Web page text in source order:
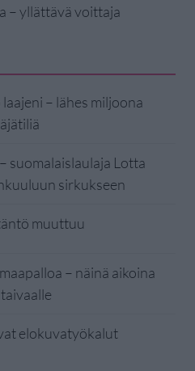
– yllättävä voittaja
– lähes miljoona
suomalaislaulaja Lotta
sirkukseen
muuttuu
– näinä aikoina
elokuvatyökalut